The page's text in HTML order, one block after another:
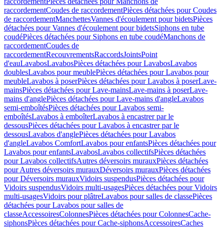
raccordementCoudes de raccordementPièces détachées pour Coudes
de raccordementManchettesVannes d'écoulement pour bidetsPièces
détachées pour Vannes d'écoulement pour bidetsSiphons en tube
coudéPièces détachées pour Siphons en tube coudéManchons de
raccordementCoudes de
raccordementRecouvrementsRaccordsJointsPoint
d'eauLavabosLavabosPièces détachées pour LavabosLavabos
doublesLavabos pour meublePièces détachées pour Lavabos pour
meubleLavabos à poserPièces détachées pour Lavabos à poserLave-
mainsPièces détachées pour Lave-mainsLave-mains à poserLave-
mains d'anglePièces détachées pour Lave-mains d'angleLavabos
semi-emboîtésPièces détachées pour Lavabos semi-
emboîtésLavabos à emboîterLavabos à encastrer par le
dessousPièces détachées pour Lavabos à encastrer par le
dessousLavabos d'anglePièces détachées pour Lavabos
d'angleLavabos ComfortLavabos pour enfantsPièces détachées pour
Lavabos pour enfantsLavabosLavabos collectifsPièces détachées
pour Lavabos collectifsAutres déversoirs murauxPièces détachées
pour Autres déversoirs murauxDéversoirs murauxPièces détachées
pour Déversoirs murauxVidoirs suspendusPièces détachées pour
Vidoirs suspendusVidoirs multi-usagesPièces détachées pour Vidoirs
multi-usagesVidoirs pour plâtreLavabos pour salles de classePièces
détachées pour Lavabos pour salles de
classeAccessoiresColonnesPièces détachées pour ColonnesCache-
siphonsPièces détachées pour Cache-siphonsAccessoiresCaches